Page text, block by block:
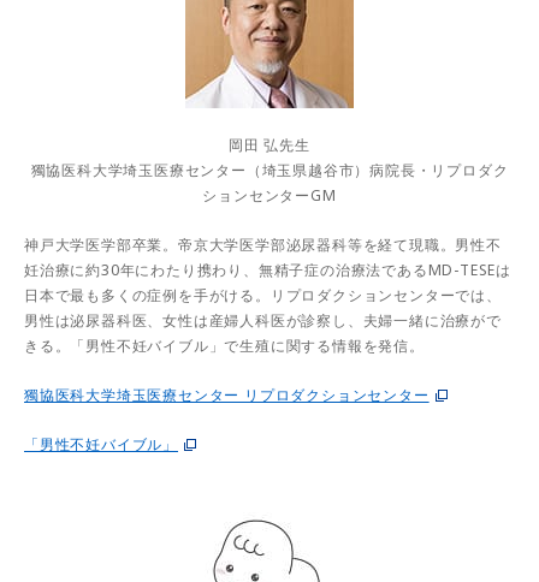
岡田 弘先生
獨協医科大学埼玉医療センター（埼玉県越谷市）病院長・リプロダク
ションセンターGM
神戸大学医学部卒業。帝京大学医学部泌尿器科等を経て現職。男性不
妊治療に約30年にわたり携わり、無精子症の治療法であるMD-TESEは
日本で最も多くの症例を手がける。リプロダクションセンターでは、
男性は泌尿器科医、女性は産婦人科医が診察し、夫婦一緒に治療がで
きる。「男性不妊バイブル」で生殖に関する情報を発信。
獨協医科大学埼玉医療センター リプロダクションセンター
「男性不妊バイブル」